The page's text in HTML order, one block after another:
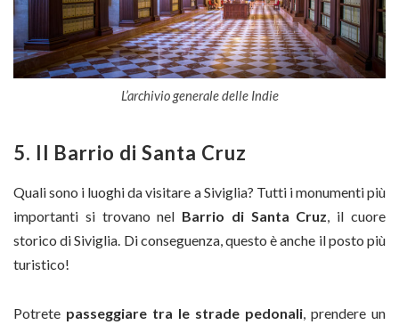
L’archivio generale delle Indie
5. Il Barrio di Santa Cruz
Quali sono i luoghi da visitare a Siviglia? Tutti i monumenti più
importanti si trovano nel Barrio di Santa Cruz, il cuore
storico di Siviglia. Di conseguenza, questo è anche il posto più
turistico!
Potrete passeggiare tra le strade pedonali , prendere un